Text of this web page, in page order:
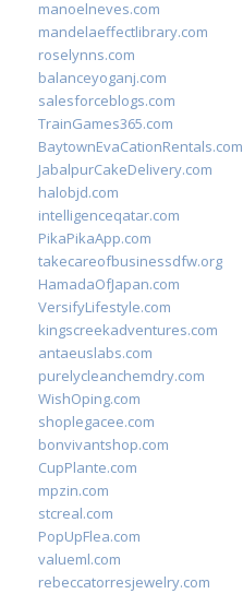
manoelneves.com
mandelaeffectlibrary.com
roselynns.com
balanceyoganj.com
salesforceblogs.com
TrainGames365.com
BaytownEvaCationRentals.com
JabalpurCakeDelivery.com
halobjd.com
intelligenceqatar.com
PikaPikaApp.com
takecareofbusinessdfw.org
HamadaOfJapan.com
VersifyLifestyle.com
kingscreekadventures.com
antaeuslabs.com
purelycleanchemdry.com
WishOping.com
shoplegacee.com
bonvivantshop.com
CupPlante.com
mpzin.com
stcreal.com
PopUpFlea.com
valueml.com
rebeccatorresjewelry.com